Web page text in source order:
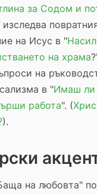
за Содом и
на Исус в "
на храма
на
в "Имаш ли
работа". (
).
на любовта"